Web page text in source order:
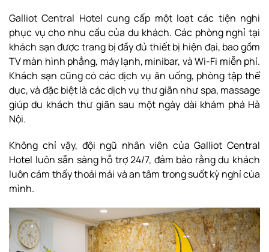
Galliot Central Hotel cung cấp một loạt các tiện nghi
phục vụ cho nhu cầu của du khách. Các phòng nghỉ tại
khách sạn được trang bị đầy đủ thiết bị hiện đại, bao gồm
TV màn hình phẳng, máy lạnh, minibar, và Wi-Fi miễn phí.
Khách sạn cũng có các dịch vụ ăn uống, phòng tập thể
dục, và đặc biệt là các dịch vụ thư giãn như spa, massage
giúp du khách thư giãn sau một ngày dài khám phá Hà
Nội.
Không chỉ vậy, đội ngũ nhân viên của Galliot Central
Hotel luôn sẵn sàng hỗ trợ 24/7, đảm bảo rằng du khách
luôn cảm thấy thoải mái và an tâm trong suốt kỳ nghỉ của
mình.